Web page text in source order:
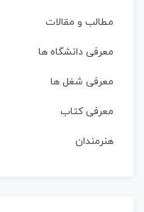
مطالب و مقالات
معرفی دانشگاه ها
معرفی شغل ها
معرفی کتاب
هنرمندان